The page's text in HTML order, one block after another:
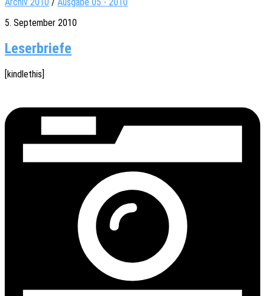
Archiv 2010 / Ausgabe 05 - 2010
5. September 2010
Leserbriefe
[kindle­this]